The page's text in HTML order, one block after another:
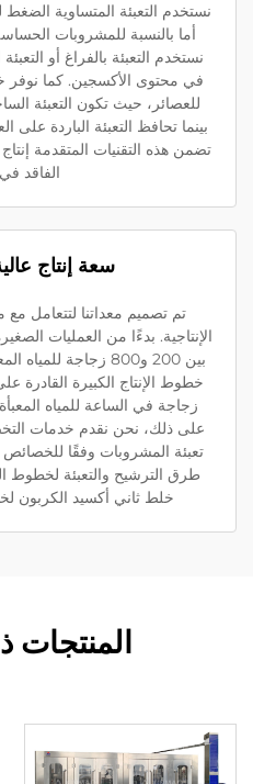
نستخدم التعبئة المتساوية
أما بالنسبة للمشروبات
نستخدم التعبئة بالفراغ أو
في محتوى الأكسجين. كما نوفر
للعصائر، حيث تكون التعبئة
تضمن هذه التقنيات المتقدمة
الفاقد في
سعة إنتاج
تم تصميم معداتنا لتتعامل
الإنتاجية. بدءًا من العمليات
على ذلك، نحن نقدم خدمات
تعبئة المشروبات وفقًا
طرق الترشيح والتعبئة لخطوط
خلط ثاني أكسيد الكربون
المنتجات